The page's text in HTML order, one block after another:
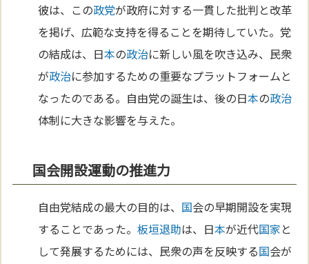
彼は、この政党が政府に対する一貫した批判と改革
を掲げ、広範な支持を得ることを期待していた。党
の結成は、日本の政治に新しい風を吹き込み、民衆
が政治に参加するための重要なプラットフォームと
なったのである。自由党の誕生は、後の日本の政治
体制に大きな影響を与えた。
国会開設運動の推進力
自由党結成の最大の目的は、 国会の早期開設を実現
することであった。板垣退助は、日本が近代国家と
して発展するためには、民衆の声を反映する国会が